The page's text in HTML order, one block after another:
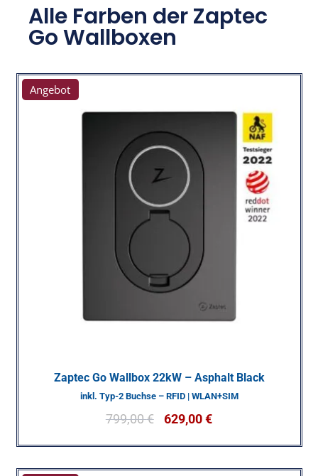
Alle Farben der Zaptec
Go Wallboxen
Angebot
Zaptec Go Wallbox 22kW – Asphalt Black
inkl. Typ-2 Buchse – RFID | WLAN+SIM
799,00€ 629,00€